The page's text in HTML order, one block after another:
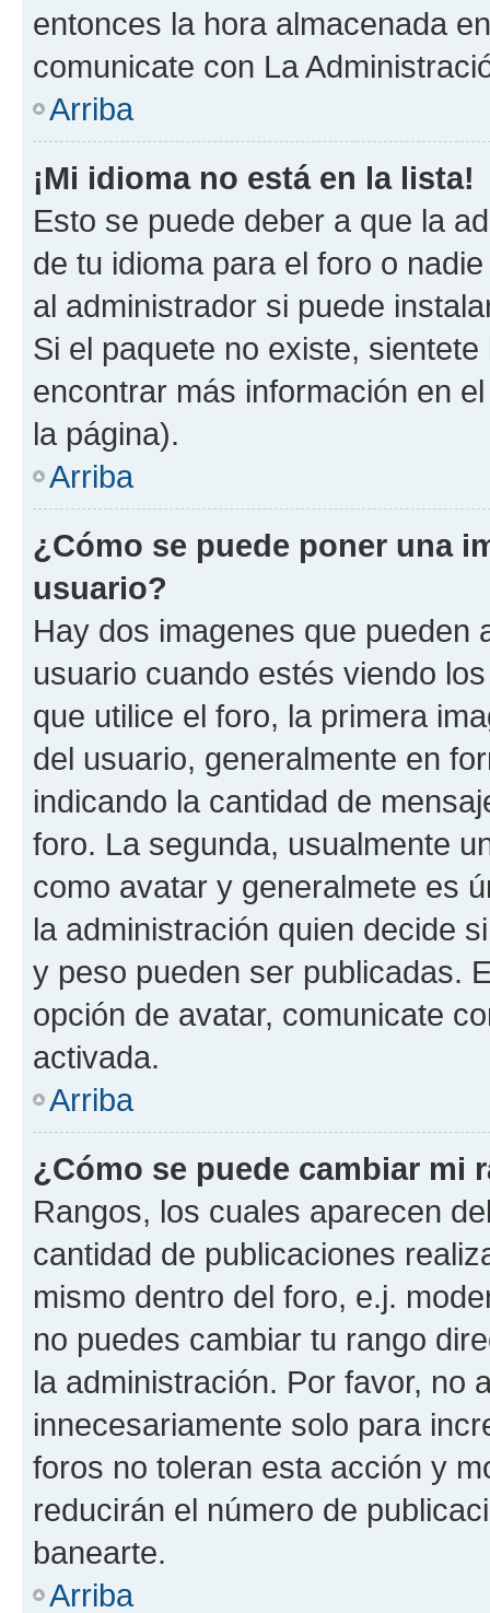
entonces la hora almacenada
comunicate con La
Arriba
¡Mi idioma no está en la lista!
Esto se puede deber a que la
de tu idioma para el foro o
al administrador si puede
Si el paquete no existe,
encontrar más información en
la página).
Arriba
¿Cómo se puede poner una
usuario?
Hay dos imagenes que pueden
usuario cuando estés viendo
que utilice el foro, la primera
del usuario, generalmente en
indicando la cantidad de
foro. La segunda, usualmente
como avatar y generalmete es
la administración quien decide
y peso pueden ser publicadas.
opción de avatar, comunicate
activada.
Arriba
¿Cómo se puede cambiar mi
Rangos, los cuales aparecen
cantidad de publicaciones
mismo dentro del foro, e.j.
no puedes cambiar tu rango
la administración. Por favor, no
innecesariamente solo para
foros no toleran esta acción y
reducirán el número de
banearte.
Arriba